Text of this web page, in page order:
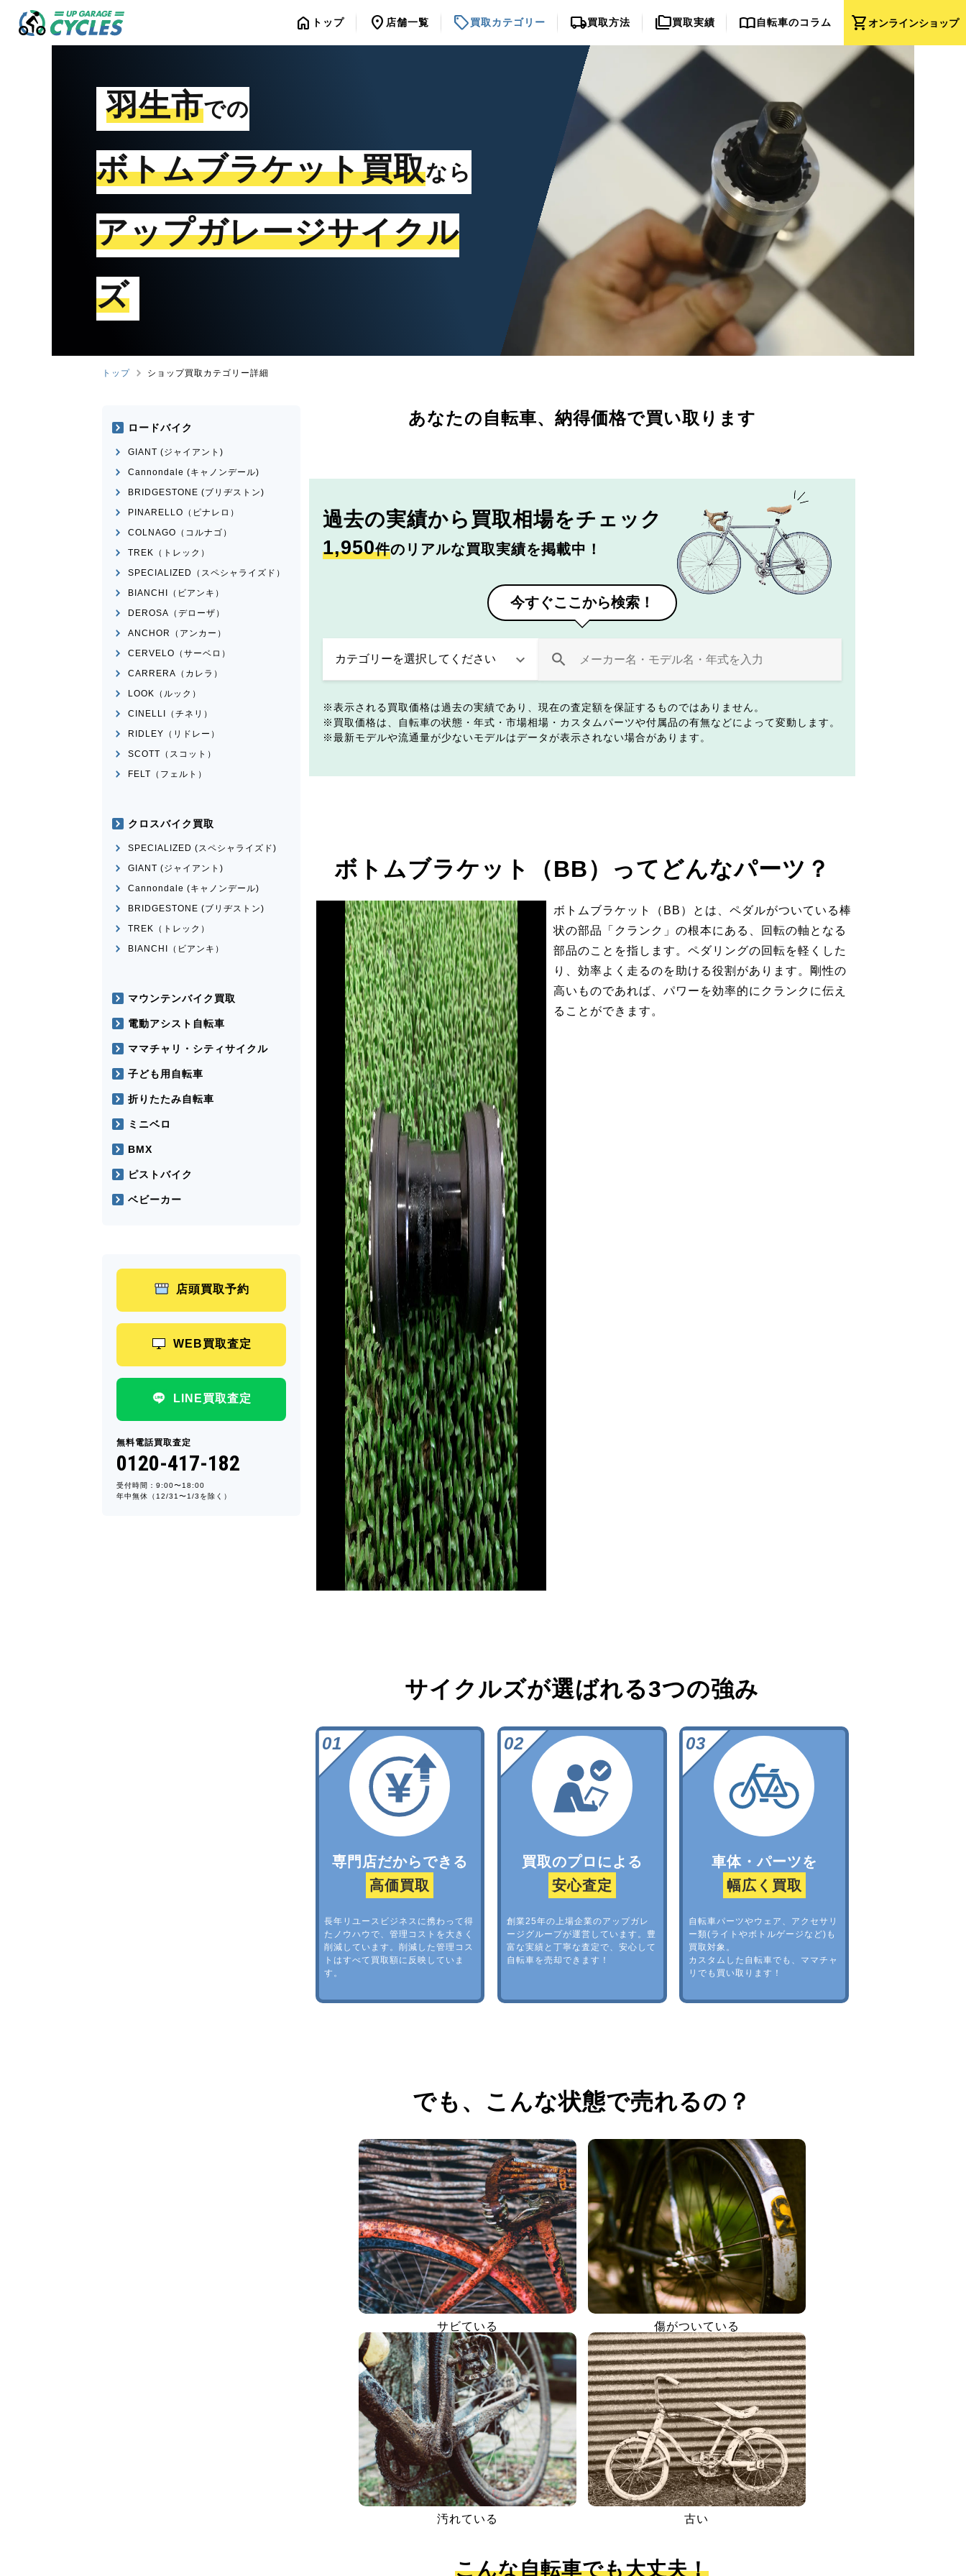
shopping_cartオンラインショップ
home トップ location_on 店舗一覧 sell買取カテゴリー local_shipping買取方法 folder_copy買取実績 import_contacts自転車のコラム
羽生市での
ボトムブラケット買取なら
アップガレージサイクル
ズ
トップ ショップ買取カテゴリー詳細
あなたの自転車、 納得価格で買い取ります
過去の実績から 買取相場をチェック
1,950件のリアルな買取実績を掲載中！
今すぐここから検索！
表示される買取価格は過去の実績であり、現在の査定額を保証するものではありません。
買取価格は、自転車の状態・年式・市場相場・カスタムパーツや付属品の有無などによって変動します。
最新モデルや流通量が少ないモデルはデータが表示されない場合があります。
ボトムブラケット（BB）ってどんなパーツ？
ボトムブラケット（BB）とは、ペダルがついている棒
状の部品「クランク」の根本にある、回転の軸となる
部品のことを指します。ペダリングの回転を軽くした
り、効率よく走るのを助ける役割があります。剛性の
高いものであれば、パワーを効率的にクランクに伝え
ることができます。
サイクルズが選ばれる3つの強み
専門店だからできる
高価買取
長年リユースビジネスに携わって得
たノウハウで、管理コストを大きく
削減しています。削減した管理コス
トはすべて買取額に反映していま
す。
買取のプロによる
安心査定
創業25年の上場企業のアップガレ
ージグループが運営しています。豊
富な実績と丁寧な査定で、安心して
自転車を売却できます！
車体・パーツを
幅広く買取
自転車パーツやウェア、アクセサリ
ー類(ライトやボトルゲージなど)も
買取対象。
カスタムした自転車でも、ママチャ
リでも買い取ります！
でも、 こんな状態で売れるの？
サビている 傷がついている
汚れている 古い
こんな自転車でも大丈夫！
ロードバイク
GIANT (ジャイアント)
Cannondale (キャノンデール)
BRIDGESTONE (ブリヂストン)
PINARELLO（ピナレロ）
COLNAGO（コルナゴ）
TREK（トレック）
SPECIALIZED（スペシャライズド）
BIANCHI（ビアンキ）
DEROSA（デローザ）
ANCHOR（アンカー）
CERVELO（サーベロ）
CARRERA（カレラ）
LOOK（ルック）
CINELLI（チネリ）
RIDLEY（リドレー）
SCOTT（スコット）
FELT（フェルト）
クロスバイク買取
SPECIALIZED (スペシャライズド)
GIANT (ジャイアント)
Cannondale (キャノンデール)
BRIDGESTONE (ブリヂストン)
TREK（トレック）
BIANCHI（ビアンキ）
マウンテンバイク買取
電動アシスト自転車
ママチャリ・シティサイクル
子ども用自転車
折りたたみ自転車
ミニベロ
BMX
ピストバイク
ベビーカー
店頭買取予約
WEB買取査定
LINE買取査定
無料電話買取査定
0120-417-182
受付時間：9:00〜18:00
年中無休（12/31〜1/3を除く）